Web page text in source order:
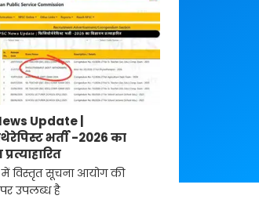
Update |
भर्ती -2026 का
विस्तृत सूचना आयोग की
उपलब्ध है